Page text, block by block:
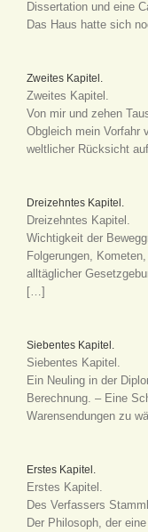
Dissertation und eine
Das Haus hatte sich
Zweites Kapitel.
Zweites Kapitel.
Von mir und zehen
Obgleich mein Vorfahr
weltlicher Rücksicht
Dreizehntes Kapitel.
Dreizehntes Kapitel.
Wichtigkeit der
Folgerungen,
alltäglicher
[…]
Siebentes Kapitel.
Siebentes Kapitel.
Ein Neuling in der
Berechnung. – Eine
Warensendungen zu
Erstes Kapitel.
Erstes Kapitel.
Des Verfassers
Der Philosoph, der